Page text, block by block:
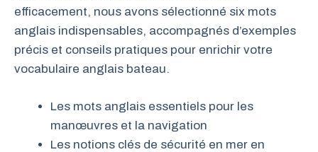
efficacement, nous avons sélectionné six mots
anglais indispensables, accompagnés d’exemples
précis et conseils pratiques pour enrichir votre
vocabulaire anglais bateau.
Les mots anglais essentiels pour les
manœuvres et la navigation
Les notions clés de sécurité en mer en